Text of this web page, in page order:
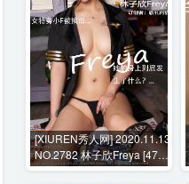
[XIUREN秀人网] 2020.11.13
NO.2782 林子欣Freya [47P-
489MB]